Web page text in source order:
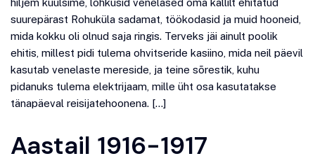
hiljem kuulsime, lõhkusid venelased oma kallilt ehitatud
suurepärast Rohuküla sadamat, töökodasid ja muid hooneid,
mida kokku oli olnud saja ringis. Terveks jäi ainult poolik
ehitis, millest pidi tulema ohvitseride kasiino, mida neil päevil
kasutab venelaste mereside, ja teine sõrestik, kuhu
pidanuks tulema elektrijaam, mille üht osa kasutatakse
tänapäeval reisijatehoonena. […]
Aastail 1916-1917